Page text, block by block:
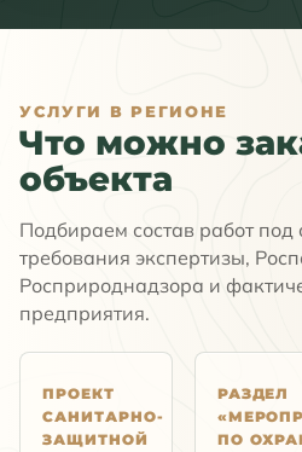
УСЛУГИ В РЕГИОНЕ
Что можно
объекта
Подбираем состав работ под
требования экспертизы,
Росприроднадзора и
предприятия.
ПРОЕКТ
САНИТАРНО-
ЗАЩИТНОЙ
РАЗДЕЛ
ПО